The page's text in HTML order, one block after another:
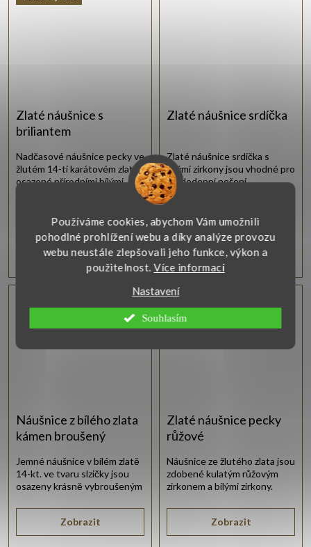
Používáme cookies, abychom Vám umožnili
pohodlné prohlížení webu a díky analýze provozu
webu neustále zlepšovali jeho funkce, výkon a
použitelnost.Více informací
Nastavení
Souhlasím
Zlaté náušnice s
briliantem
13 360 Kč
Zobrazit
Nadčasové náušnice pecky ve
žlutém 14-ti karátovém zlatě
osazené přírodními bílými
Zlaté náušnice srdíčka
3 960 Kč
Zobrazit
Zlaté náušnice srdíčka s
bílými zirkony jsou vhodné pro
každodenní nošení.
Náušnice z bílého zlata
kámen broušený
Zobrazit
Jemné náušnice v bílém zlatě
14-kt. ve tvaru slzičky jsou
osazeny krásně vybroušeným
Zlaté náušnice pecky
růžové
Zobrazit
Náušnice ze žlutého zlata jsou
zdobené kulatým růžovým
zirkonem a bílými zirkony.